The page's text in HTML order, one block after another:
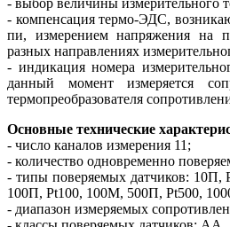
- выбор величины измерительного
- компенсация термо-ЭДС,
пи, измерением напряжения на
разных направлениях
- индикация номера
данный момент измеряется
термопреобразователя
Основные технические
- число каналов измерения 11;
- количество одновременно
- типы поверяемых датчиков:
100П, Pt100, 100М, 500П, Pt500,
- диапазон измеряемых